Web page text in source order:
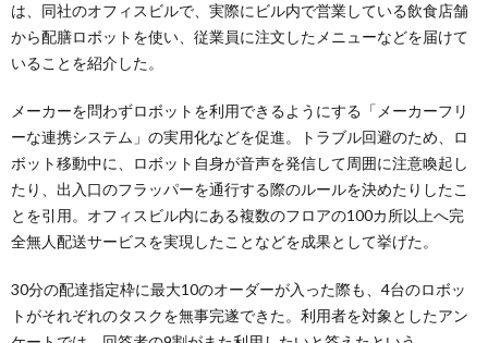
は、同社のオフィスビルで、実際にビル内で営業している飲食店舗
から配膳ロボットを使い、従業員に注文したメニューなどを届けて
いることを紹介した。
メーカーを問わずロボットを利用できるようにする「メーカーフリ
ーな連携システム」の実用化などを促進。トラブル回避のため、ロ
ボット移動中に、ロボット自身が音声を発信して周囲に注意喚起し
たり、出入口のフラッパーを通行する際のルールを決めたりしたこ
とを引用。オフィスビル内にある複数のフロアの100カ所以上へ完
全無人配送サービスを実現したことなどを成果として挙げた。
30分の配達指定枠に最大10のオーダーが入った際も、4台のロボッ
トがそれぞれのタスクを無事完遂できた。利用者を対象としたアン